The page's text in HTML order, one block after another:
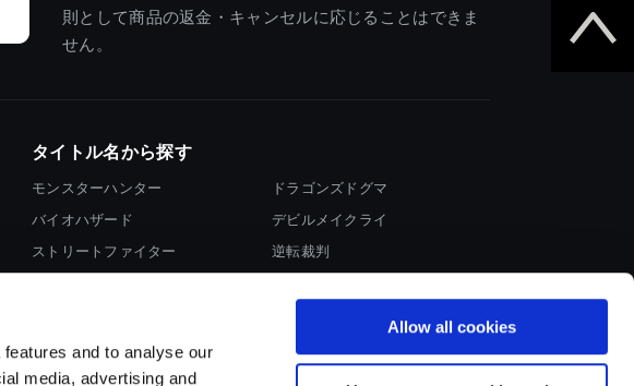
and to analyse our
media, advertising and
Allow all cookies
則として商品の返金・キャンセルに応じることはできま
せん。
タイトル名から探す
モンスターハンター
バイオハザード
ストリートファイター
ドラゴンズドグマ
デビルメイクライ
逆転裁判